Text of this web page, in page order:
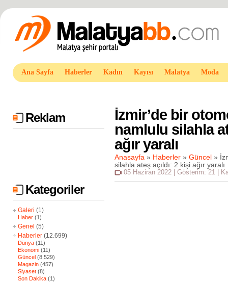
Ana Sayfa Haberler Kadın Kayısı Malatya Moda
Reklam
Kategoriler
Galeri (1)
Haber (1)
Genel (5)
Haberler (12.699)
Dünya (11)
Ekonomi (11)
Güncel (8.529)
Magazin (457)
Siyaset (8)
Son Dakika (1)
İzmir’de bir
namlulu silahla
ağır yaralı
Anasayfa » Haberler » Güncel »
silahla ateş açıldı: 2 kişi ağır yaralı
05 Haziran 2022 | Gösterim: 21 |